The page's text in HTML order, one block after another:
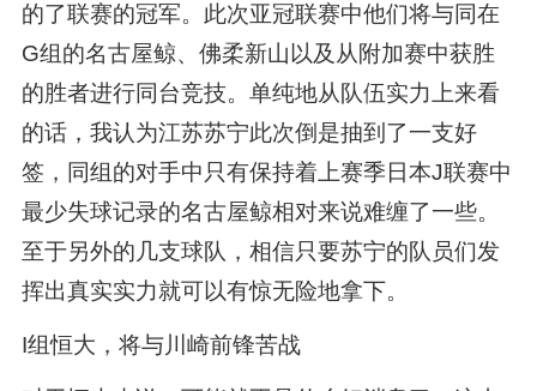
的了联赛的冠军。此次亚冠联赛中他们将与同在
G组的名古屋鲸、佛柔新山以及从附加赛中获胜
的胜者进行同台竞技。单纯地从队伍实力上来看
的话，我认为江苏苏宁此次倒是抽到了一支好
签，同组的对手中只有保持着上赛季日本J联赛中
最少失球记录的名古屋鲸相对来说难缠了一些。
至于另外的几支球队，相信只要苏宁的队员们发
挥出真实实力就可以有惊无险地拿下。
I组恒大，将与川崎前锋苦战